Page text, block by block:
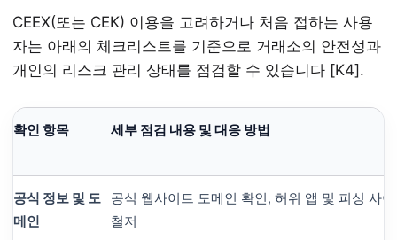
CEEX(또는 CEK) 이용을 고려하거나 처음 접하는 사용
자는 아래의 체크리스트를 기준으로 거래소의 안전성과
개인의 리스크 관리 상태를 점검할 수 있습니다 [K4].
확인 항목 세부 점검 내용 및 대응 방법
공식 정보 및 도
메인
공식 웹사이트 도메인 확인, 허위 앱 및 피싱 사
철저